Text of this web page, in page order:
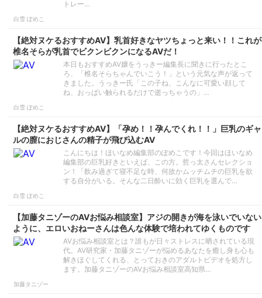
トレー…
白雪 ぽめこ
【絶対ヌケるおすすめAV】乳首好きなヤツちょっと来い！！これが
椎名そらが乳首でビクンビクンになるAVだ！
本日もおすすめAV嬢をうっきー編集長に聞きに行ったとこ
ろ、「椎名そらちゃんでいこう！」という元気な声が返って
きました。うっきー氏「この子ね、こんなに可愛い顔して
ね、おっぱい触られるだけで逝っちゃうの」…
白雪 ぽめこ
【絶対ヌケるおすすめAV】「孕め！！孕んでくれ！！」巨乳のギャ
ルの膣におじさんの精子が飛び込むAV
こんにちは！ほいなめ編集部のぽめこです！今回はほいなめ
編集部の巨乳好きといえば、この方。哲っ太さんセレクショ
ン！「飲み過ぎて寝不足な時、何故かムッチムチの巨乳を欲
する自分がいる。そんな二日酔いに効く巨乳を選んで…
白雪 ぽめこ
【加藤タニゾーのAVお悩み相談室】アジの開きが海を泳いでいない
ように、エロいおねーさんは色んな体験で培われてゆくものです
AVお悩み相談室とは？誰もが日々ストレスに晒されている現
代。AV研究家・加藤タニゾーが悩めるあなたを癒し身も心も
解きほぐしてくれる、とっておきのアダルトビデオを処方し
ます。加藤タニゾーのAVお悩み相談室高知県…
加藤タニゾー